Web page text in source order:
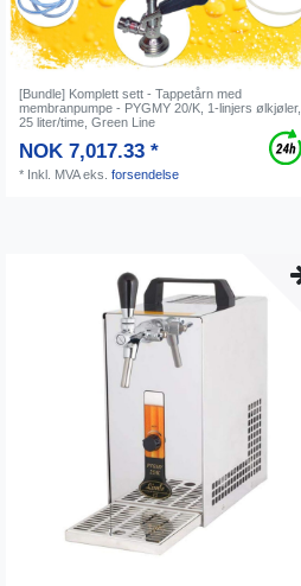
[Bundle] Komplett sett - Tappetårn med
membranpumpe - PYGMY 20/K, 1-linjers ølkjøler,
25 liter/time, Green Line
NOK 7,017.33 *
* Inkl. MVAeks.forsendelse